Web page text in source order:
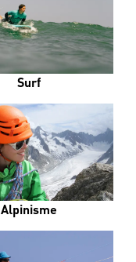
Surf
Alpinisme